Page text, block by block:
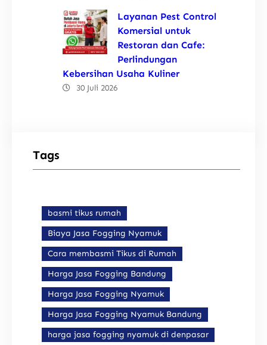
Layanan Pest Control
Komersial untuk
Restoran dan Cafe:
Perlindungan
Kebersihan Usaha Kuliner
30 Juli 2026
Tags
basmi tikus rumah
Biaya Jasa Fogging Nyamuk
Cara membasmi Tikus di Rumah
Harga Jasa Fogging Bandung
Harga Jasa Fogging Nyamuk
Harga Jasa Fogging Nyamuk Bandung
harga jasa fogging nyamuk di denpasar